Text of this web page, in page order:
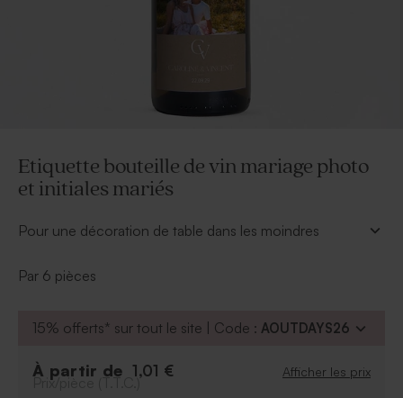
Etiquette bouteille de vin mariage photo
et initiales mariés
Pour une décoration de table dans les moindres
bouteille de vin personnalisée de votre photo et
fond grâce à notre outil de personnalisation. Vous
mariage en harmonisant vos menus mariage, marque-
Par 6 pièces
15% offerts* sur tout le site | Code : AOUTDAYS26
À partir de 1,01 € Afficher les prix
Prix/pièce (T.T.C.)